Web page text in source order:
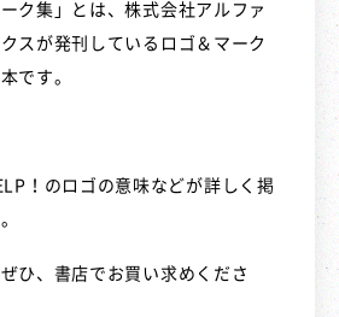
ク集」とは、株式会社アルファ
スが発刊しているロゴ＆マーク
です。
！のロゴの意味などが詳しく掲
ひ、書店でお買い求めくださ